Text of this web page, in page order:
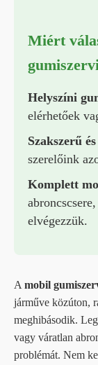
Miért
Helyszíni
elérhetőek
Szakszerű
szerelőink
Komplett
elvégezzük.
A mobil
járműve közúton,
meghibásodik.
vagy váratlan
problémát. Nem